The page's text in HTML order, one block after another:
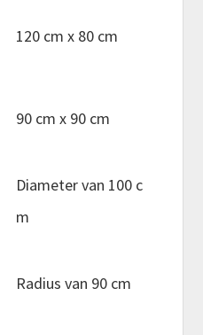
120 cm x 80 cm
90 cm x 90 cm
Diameter van 100 c
m
Radius van 90 cm